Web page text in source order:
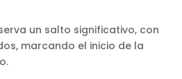
un salto significativo, con
marcando el inicio de la